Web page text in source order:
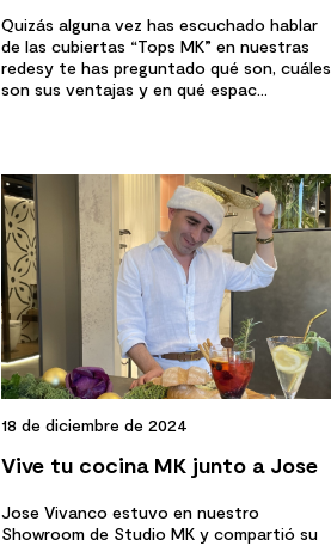
características
Quizás alguna vez has escuchado hablar
de las cubiertas “Tops MK” en nuestras
redesy te has preguntado qué son, cuáles
son sus ventajas y en qué espac...
18 de diciembre de 2024
Vive tu cocina MK junto a Jose
Vivanco
Jose Vivanco estuvo en nuestro
Showroom de Studio MK y compartió su